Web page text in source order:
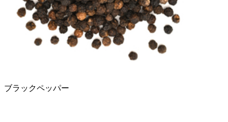
ブラックペッパー